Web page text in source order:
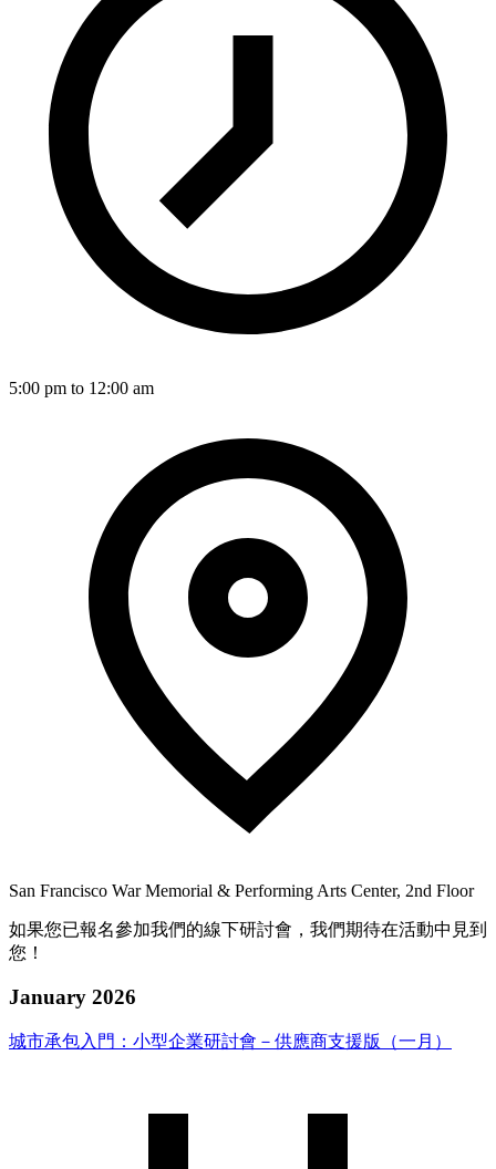
5:00 pm to 12:00 am
San Francisco War Memorial & Performing Arts Center, 2nd Floor
如果您已報名參加我們的線下研討會，我們期待在活動中見到
您！
January 2026
城市承包入門：小型企業研討會－供應商支援版（一月）